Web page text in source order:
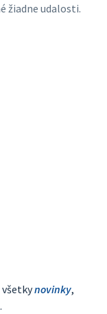
žiadne udalosti.
novinky,